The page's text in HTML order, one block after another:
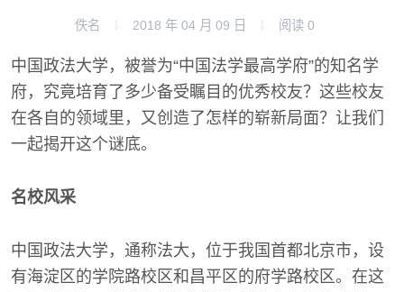
佚名 2018 年 04 月 09 日 阅读 0
中国政法大学，被誉为“中国法学最高学府”的知名学
府，究竟培育了多少备受瞩目的优秀校友？这些校友
在各自的领域里，又创造了怎样的崭新局面？让我们
一起揭开这个谜底。
名校风采
中国政法大学，通称法大，位于我国首都北京市，设
有海淀区的学院路校区和昌平区的府学路校区。在这